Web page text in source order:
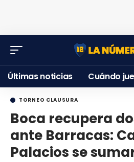
Últimas noticias Cuándo
TORNEO CLAUSURA
Boca recupera
ante Barracas:
Palacios se